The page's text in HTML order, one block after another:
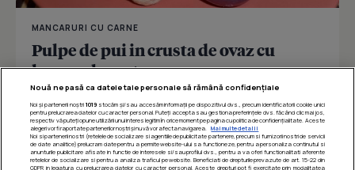
MANCARURI CU CARNE
Pulpe de pui in crusta de ovaz cu
legume la gratar
Îmi place Distribuie
Nouă ne pasă ca datele tale personale să rămână confidențiale
Noi și partenerii noștri 1019stocăm și/sau accesăm informații pe dispozitivul dvs., precum identificatorii cookie unici
pentru prelucrarea datelor cu caracter personal. Puteți accepta sau gestiona preferințele dvs. făcând clic mai jos,
respectiv vă puteți opune utilizării unui interes legitim în orice moment pe pagina cu politica de confidențialitate. Aceste
alegeri vor fi raportate partenerilor noștri și nu vă vor afecta navigarea.
Mai multe detalii
Noi si partenerii nostri (retelele de socializare si agentiile de publicitate partenere, precum si furnizorii nostri de servicii
de date analitice) prelucram date pentru a permite website-ului sa functioneze, pentru a personaliza continutul si
anunturile publicitare afisate in functie de interesele si/sau profilul dvs., pentru a va oferi functionalitati aferente
retelelor de socializare si pentru a analiza traficul pe website. Beneficiati de drepturile prevazute de art. 15-22 din
GDPR in legatura cu prelucrarea datelor cu caracter personal. Aceste drepturi pot fi exercitate prin modalitatea